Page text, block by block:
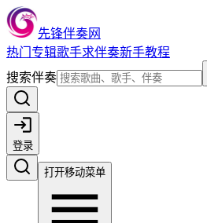
先锋伴奏网
热门 专辑歌手求伴奏新手教程
搜索伴奏
登录
打开移动菜单